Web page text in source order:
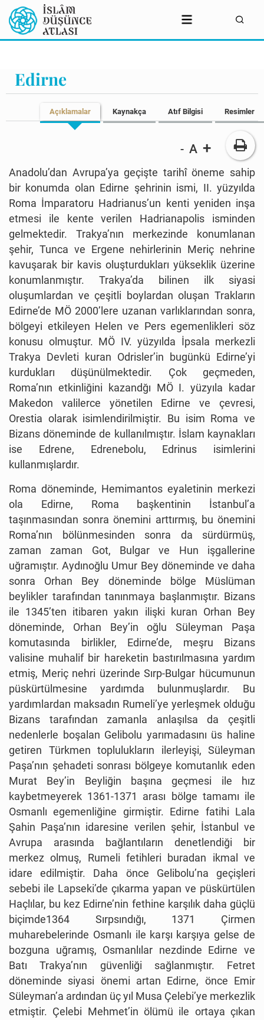
Edirne
Açıklamalar Kaynakça Atıf Bilgisi Resimler
- A +
Anadolu’dan Avrupa’ya geçişte tarihî öneme sahip
bir konumda olan Edirne şehrinin ismi, II. yüzyılda
Roma İmparatoru Hadrianus’un kenti yeniden inşa
etmesi ile kente verilen Hadrianapolis isminden
gelmektedir. Trakya’nın merkezinde konumlanan
şehir, Tunca ve Ergene nehirlerinin Meriç nehrine
kavuşarak bir kavis oluşturdukları yükseklik üzerine
konumlanmıştır. Trakya’da bilinen ilk siyasi
oluşumlardan ve çeşitli boylardan oluşan Trakların
Edirne’de MÖ 2000’lere uzanan varlıklarından sonra,
bölgeyi etkileyen Helen ve Pers egemenlikleri söz
konusu olmuştur. MÖ IV. yüzyılda İpsala merkezli
Trakya Devleti kuran Odrisler’in bugünkü Edirne’yi
kurdukları düşünülmektedir. Çok geçmeden,
Roma’nın etkinliğini kazandğı MÖ I. yüzyıla kadar
Makedon valilerce yönetilen Edirne ve çevresi,
Orestia olarak isimlendirilmiştir. Bu isim Roma ve
Bizans döneminde de kullanılmıştır. İslam kaynakları
ise Edrene, Edrenebolu, Edrinus isimlerini
kullanmışlardır.
Roma döneminde, Hemimantos eyaletinin merkezi
ola Edirne, Roma başkentinin İstanbul’a
taşınmasından sonra önemini arttırmış, bu önemini
Roma’nın bölünmesinden sonra da sürdürmüş,
zaman zaman Got, Bulgar ve Hun işgallerine
uğramıştır. Aydınoğlu Umur Bey döneminde ve daha
sonra Orhan Bey döneminde bölge Müslüman
beylikler tarafından tanınmaya başlanmıştır. Bizans
ile 1345’ten itibaren yakın ilişki kuran Orhan Bey
döneminde, Orhan Bey’in oğlu Süleyman Paşa
komutasında birlikler, Edirne’de, meşru Bizans
valisine muhalif bir hareketin bastırılmasına yardım
etmiş, Meriç nehri üzerinde Sırp-Bulgar hücumunun
püskürtülmesine yardımda bulunmuşlardır. Bu
yardımlardan maksadın Rumeli’ye yerleşmek olduğu
Bizans tarafından zamanla anlaşılsa da çeşitli
nedenlerle boşalan Gelibolu yarımadasını üs haline
getiren Türkmen toplulukların ilerleyişi, Süleyman
Paşa’nın şehadeti sonrası bölgeye komutanlık eden
Murat Bey’in Beyliğin başına geçmesi ile hız
kaybetmeyerek 1361-1371 arası bölge tamamı ile
Osmanlı egemenliğine girmiştir. Edirne fatihi Lala
Şahin Paşa’nın idaresine verilen şehir, İstanbul ve
Avrupa arasında bağlantıların denetlendiği bir
merkez olmuş, Rumeli fetihleri buradan ikmal ve
idare edilmiştir. Daha önce Gelibolu’na geçişleri
sebebi ile Lapseki’de çıkarma yapan ve püskürtülen
Haçlılar, bu kez Edirne’nin fethine karşılık daha güçlü
biçimde1364 Sırpsındığı, 1371 Çirmen
muharebelerinde Osmanlı ile karşı karşıya gelse de
bozguna uğramış, Osmanlılar nezdinde Edirne ve
Batı Trakya’nın güvenliği sağlanmıştır. Fetret
döneminde siyasi önemi artan Edirne, önce Emir
Süleyman’a ardından üç yıl Musa Çelebi’ye merkezlik
etmiştir. Çelebi Mehmet’in ölümü ile ortaya çıkan